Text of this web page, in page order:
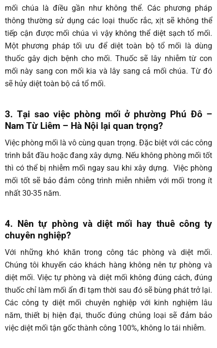
mối chúa là điều gần như không thể. Các phương pháp
thông thường sử dụng các loại thuốc rắc, xịt sẽ không thể
tiếp cận được mối chúa vì vậy không thể diệt sạch tổ mối.
Một phương pháp tối ưu để diệt toàn bộ tổ mối là dùng
thuốc gây dịch bệnh cho mối. Thuốc sẽ lây nhiễm từ con
mối này sang con mối kia và lây sang cả mối chúa. Từ đó
sẽ hủy diệt toàn bộ cả tổ mối.
3. Tại sao việc phòng mối ở phường Phú Đô –
Nam Từ Liêm – Hà Nội lại quan trọng?
Việc phòng mối là vô cùng quan trọng. Đặc biệt với các công
trình bắt đầu hoặc đang xây dựng. Nếu không phòng mối tốt
thì có thể bị nhiễm mối ngay sau khi xây dựng. Việc phòng
mối tốt sẽ bảo đảm công trình miễn nhiễm với mối trong ít
nhất 30-35 năm.
4. Nên tự phòng và diệt mối hay thuê công ty
chuyên nghiệp?
Với những khó khăn trong công tác phòng và diệt mối.
Chúng tôi khuyến cáo khách hàng không nên tự phòng và
diệt mối. Việc tự phòng và diệt mối không đúng cách, đúng
thuốc chỉ làm mối ẩn đi tạm thời sau đó sẽ bùng phát trở lại.
Các công ty diệt mối chuyên nghiệp với kinh nghiệm lâu
năm, thiết bị hiện đại, thuốc đúng chủng loại sẽ đảm bảo
việc diệt mối tận gốc thành công 100%, không lo tái nhiễm.